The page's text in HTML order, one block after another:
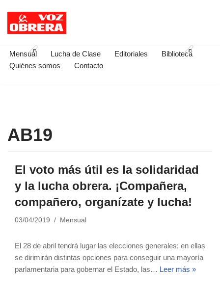
Saltar
contenido
Mensual Lucha de Clase Editoriales
Biblioteca
Quiénes somos
Contacto
AB19
El voto más útil es la solidaridad
y la lucha obrera. ¡Compañera,
compañero, organízate y lucha!
03/04/2019 Mensual
El 28 de abril tendrá lugar las elecciones generales; en ellas
se dirimirán distintas opciones para conseguir una mayoría
parlamentaria para gobernar el Estado, las… Leer más »